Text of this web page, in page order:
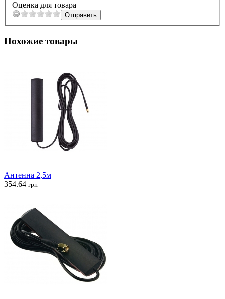
Оценка для товара
Похожие товары
Антенна 2,5м
354.64 грн